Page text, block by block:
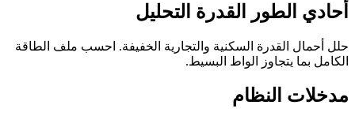
أحادي الطور القدرة التحليل
حلل أحمال القدرة السكنية والتجارية الخفيفة. احسب ملف الطاقة
الكامل بما يتجاوز الواط البسيط.
مدخلات النظام